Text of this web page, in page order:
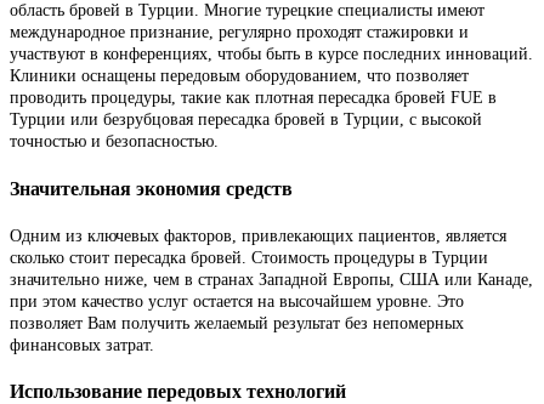
область бровей в Турции. Многие турецкие специалисты имеют
международное признание, регулярно проходят стажировки и
участвуют в конференциях, чтобы быть в курсе последних инноваций.
Клиники оснащены передовым оборудованием, что позволяет
проводить процедуры, такие как плотная пересадка бровей FUE в
Турции или безрубцовая пересадка бровей в Турции, с высокой
точностью и безопасностью.
Значительная экономия средств
Одним из ключевых факторов, привлекающих пациентов, является
сколько стоит пересадка бровей. Стоимость процедуры в Турции
значительно ниже, чем в странах Западной Европы, США или Канаде,
при этом качество услуг остается на высочайшем уровне. Это
позволяет Вам получить желаемый результат без непомерных
финансовых затрат.
Использование передовых технологий